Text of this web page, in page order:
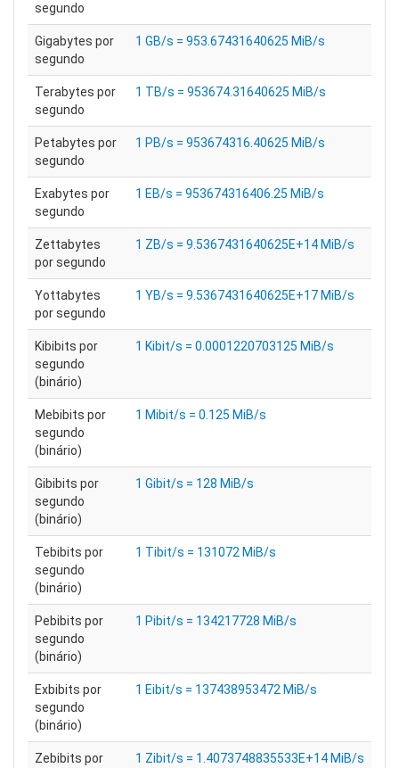
segundo
Gigabytes por
segundo
1 GB/s = 953.67431640625 MiB/s
Terabytes por
segundo
1 TB/s = 953674.31640625 MiB/s
Petabytes por
segundo
1 PB/s = 953674316.40625 MiB/s
Exabytes por
segundo
1 EB/s = 953674316406.25 MiB/s
Zettabytes
por segundo
1 ZB/s = 9.5367431640625E+14 MiB/s
Yottabytes
por segundo
1 YB/s = 9.5367431640625E+17 MiB/s
Kibibits por
segundo
(binário)
1 Kibit/s = 0.0001220703125 MiB/s
Mebibits por
segundo
(binário)
1 Mibit/s = 0.125 MiB/s
Gibibits por
segundo
(binário)
1 Gibit/s = 128 MiB/s
Tebibits por
segundo
(binário)
1 Tibit/s = 131072 MiB/s
Pebibits por
segundo
(binário)
1 Pibit/s = 134217728 MiB/s
Exbibits por
segundo
(binário)
1 Eibit/s = 137438953472 MiB/s
Zebibits por
1 Zibit/s = 1.4073748835533E+14 MiB/s